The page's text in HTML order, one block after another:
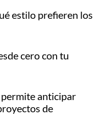
estilo prefieren los
cero con tu
permite anticipar
de